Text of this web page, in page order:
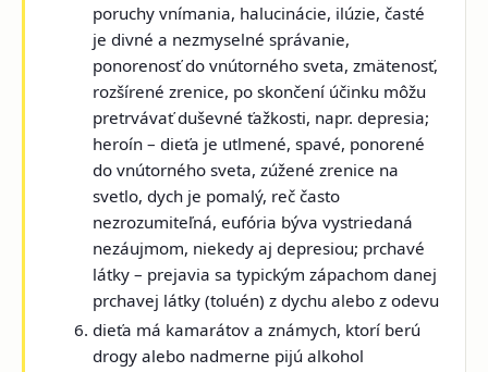
poruchy vnímania, halucinácie, ilúzie, časté
je divné a nezmyselné správanie,
ponorenosť do vnútorného sveta, zmätenosť,
rozšírené zrenice, po skončení účinku môžu
pretrvávať duševné ťažkosti, napr. depresia;
heroín – dieťa je utlmené, spavé, ponorené
do vnútorného sveta, zúžené zrenice na
svetlo, dych je pomalý, reč často
nezrozumiteľná, eufória býva vystriedaná
nezáujmom, niekedy aj depresiou; prchavé
látky – prejavia sa typickým zápachom danej
prchavej látky (toluén) z dychu alebo z odevu
dieťa má kamarátov a známych, ktorí berú
drogy alebo nadmerne pijú alkohol